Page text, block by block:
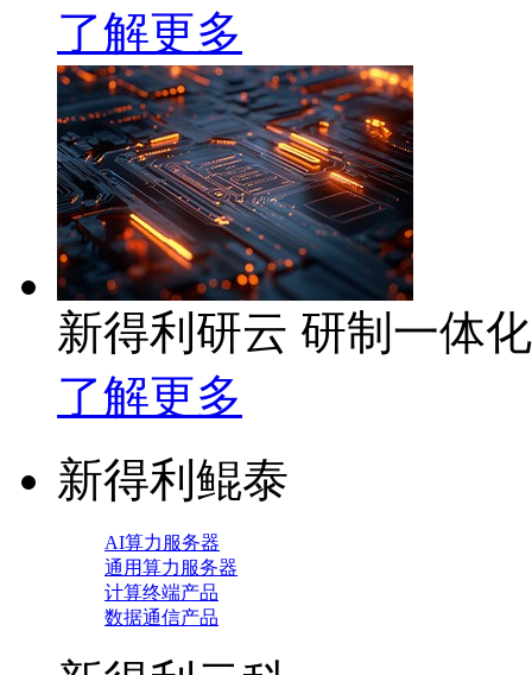
了解更多
新得利研云 研制一体
了解更多
新得利鲲泰
AI算力服务器
通用算力服务器
计算终端产品
数据通信产品